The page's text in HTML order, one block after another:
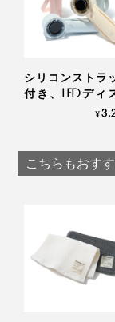
課題は「熱」と
レンを、機械
110本の繊維の
すぎると糸が
シリコンストラ
付き、LEDディ
レイの「大風量
¥
こちらもおす